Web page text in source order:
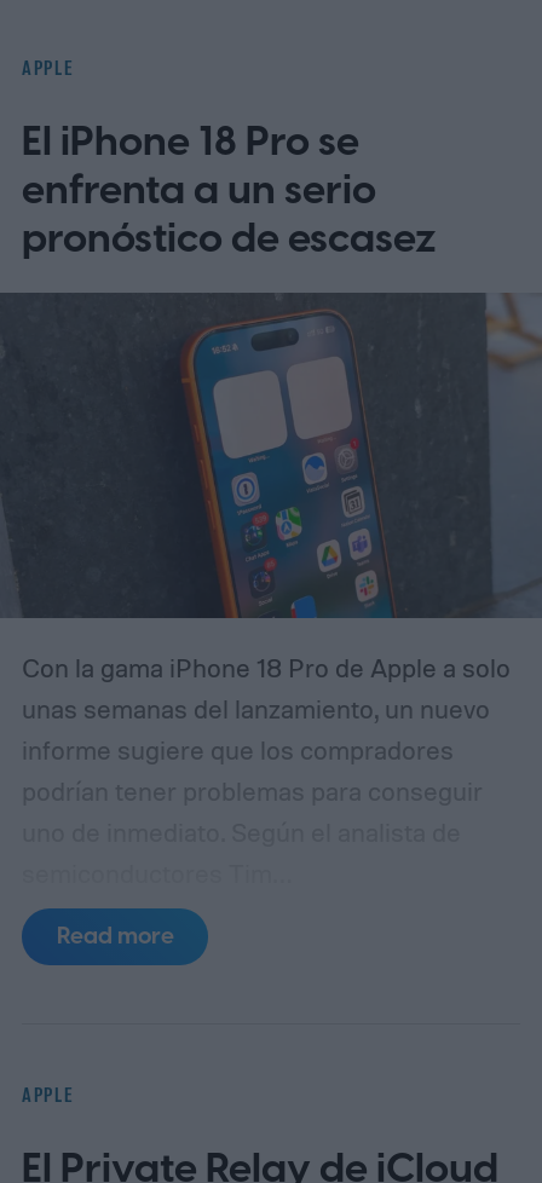
APPLE
El iPhone 18 Pro se
enfrenta a un serio
pronóstico de escasez
Con la gama iPhone 18 Pro de Apple a solo
unas semanas del lanzamiento, un nuevo
informe sugiere que los compradores
podrían tener problemas para conseguir
Culpan (vía 9to5Mac), la escasez de DRAM
está frenando la producción y podría dejar
Read more
APPLE
El Private Relay de iCloud